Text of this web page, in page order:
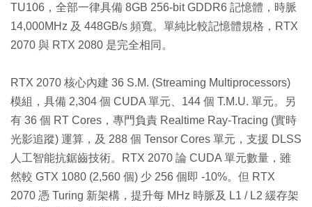
TU106，全部一律具備 8GB 256-bit GDDR6 記憶體，時脈
14,000MHz 及 448GB/s 頻寬。單純比較記憶體規格，RTX
2070 與 RTX 2080 是完全相同。
RTX 2070 核心內建 36 S.M. (Streaming Multiprocessors)
模組，具備 2,304 個 CUDA 單元、144 個 T.M.U. 單元。另
有 36 個 RT Cores，專門負責 Realtime Ray-Tracing (實時
光影追蹤) 運算，及 288 個 Tensor Cores 單元，支援 DLSS
人工智能抗鋸齒技術。RTX 2070 論 CUDA 單元數量，雖
然較 GTX 1080 (2,560 個) 少 256 個即 -10%。但 RTX
2070 憑 Turing 新架構，提升每 MHz 時脈及 L1 / L2 緩存架